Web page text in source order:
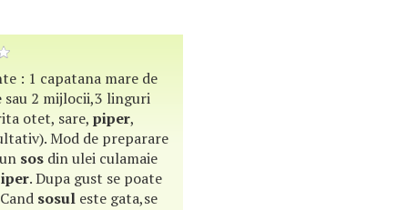
: 1 capatana mare de
sau 2 mijlocii,3 linguri
otet, sare, piper,
Mod de preparare
sos din ulei culamaie
. Dupa gust se poate
sosul este gata,se